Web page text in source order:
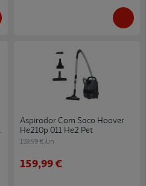
Aspirador Com Saco Hoover
He210p 011 He2 Pet
159.99 €/un
159,99 €